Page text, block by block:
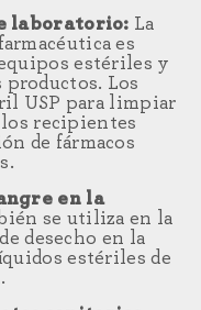
laboratorio: La
es
estériles y
productos. Los
USP para limpiar
recipientes
de fármacos
en la
se utiliza en la
desecho en la
estériles de